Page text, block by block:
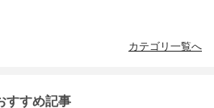
カテゴリ一覧へ
すすめ記事